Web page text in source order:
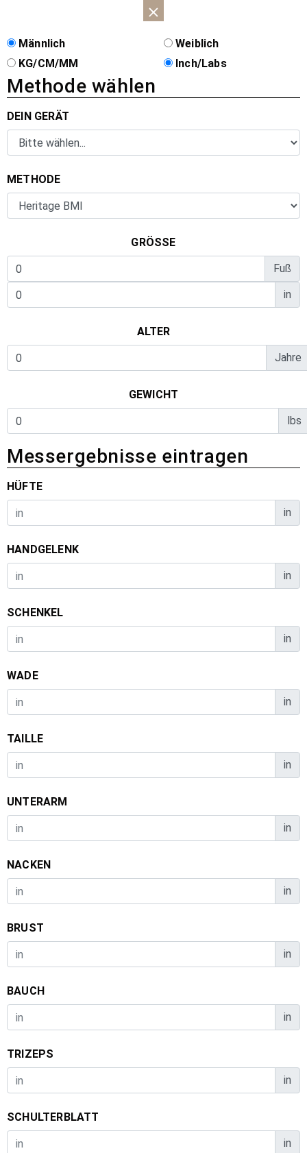
Männlich
Weiblich
KG/CM/MM
Inch/Labs
Methode wählen
DEIN GERÄT
METHODE
GRÖSSE
Fuß
in
ALTER
Jahre
GEWICHT
lbs
Messergebnisse eintragen
HÜFTE
in
HANDGELENK
in
SCHENKEL
in
WADE
in
TAILLE
in
UNTERARM
in
NACKEN
in
BRUST
in
BAUCH
in
TRIZEPS
in
SCHULTERBLATT
in